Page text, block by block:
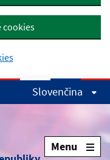
cookies
Slovenčina
Menu